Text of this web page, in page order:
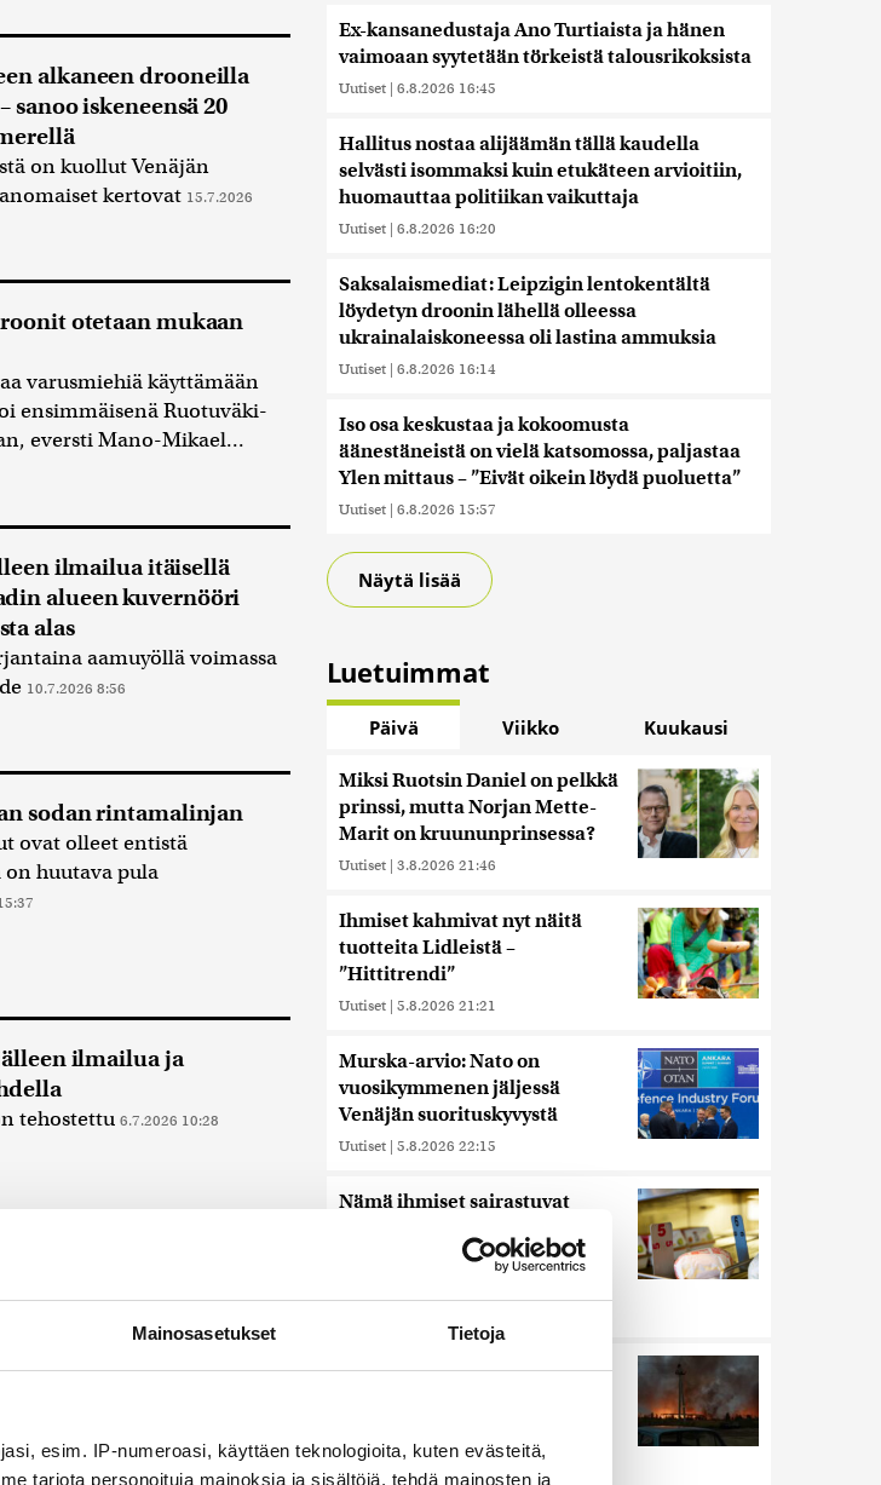
Mainosasetukset Tietoja
esim. IP-numeroasi, käyttäen teknologioita, kuten evästeitä,
tarjota personoituja mainoksia ja sisältöjä, tehdä mainosten ja
alkaneen drooneilla
sanoo iskeneensä 20
on kuollut Venäjän
kertovat 15.7.2026
otetaan mukaan
varusmiehiä käyttämään
ensimmäisenä Ruotuväki-
eversti Mano-Mikael...
ilmailua itäisellä
alueen kuvernööri
alas
aamuyöllä voimassa
10.7.2026 8:56
sodan rintamalinjan
ovat olleet entistä
huutava pula
ilmailua ja
tehostettu 6.7.2026 10:28
Suomenlahdella
tilapäisesti itäisellä
Puolustusvoimat...
Ex-kansanedustaja Ano Turtiaista ja hänen
vaimoaan syytetään törkeistä talousrikoksista
Uutiset | 6.8.2026 16:45
Hallitus nostaa alijäämän tällä kaudella
selvästi isommaksi kuin etukäteen arvioitiin,
huomauttaa politiikan vaikuttaja
Uutiset | 6.8.2026 16:20
Saksalaismediat: Leipzigin lentokentältä
löydetyn droonin lähellä olleessa
ukrainalaiskoneessa oli lastina ammuksia
Uutiset | 6.8.2026 16:14
Iso osa keskustaa ja kokoomusta
äänestäneistä on vielä katsomossa, paljastaa
Ylen mittaus – ”Eivät oikein löydä puoluetta”
Uutiset | 6.8.2026 15:57
Näytä lisää
Luetuimmat
Päivä Viikko Kuukausi
Miksi Ruotsin Daniel on pelkkä
prinssi, mutta Norjan Mette-
Marit on kruununprinsessa?
Uutiset | 3.8.2026 21:46
Ihmiset kahmivat nyt näitä
tuotteita Lidleistä –
”Hittitrendi”
Uutiset | 5.8.2026 21:21
Murska-arvio: Nato on
vuosikymmenen jäljessä
Venäjän suorituskyvystä
Uutiset | 5.8.2026 22:15
Nämä ihmiset sairastuvat
verisuonitauteihin, sanoo
Ukrainan mukaan yhtään
kuoli toistakymmentä ihmistä
Uutiset | 5.8.2026 9:21